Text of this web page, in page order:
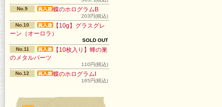
No.9
蝶のホログラムB
203円(税込)
No.10
【10g】グラスグレ
ーン（オーロラ）
SOLD OUT
No.11
【10枚入り】蜂の巣
のメタルパーツ
110円(税込)
No.12
蝶のホログラムI
165円(税込)